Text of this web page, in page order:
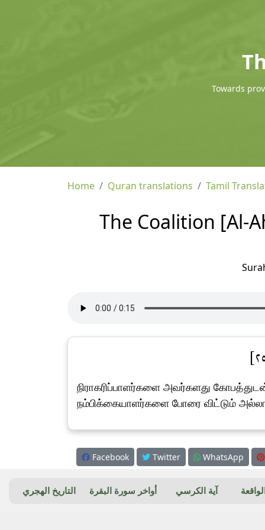
Towards
Home Quran translations Tamil
The Coalition [Al-
நிராகரிப்பாளர்களை அவர்களது
நம்பிக்கையாளர்களை போரை விட்டும்
Facebook Twitter WhatsApp
آية الكرسي أواخر سورة البقرة التاريخ الهجري